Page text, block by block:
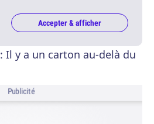
Accepter & afficher
: Il y a un carton au-delà du
Publicité